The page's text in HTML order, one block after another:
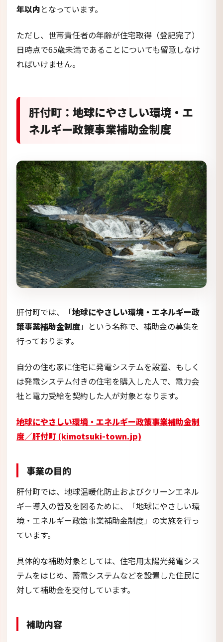
ネルギー政策事業補助金制度
肝付町では、「地球にやさしい環境・エネルギー政
策事業補助金制度」という名称で、補助金の募集を
行っております。
自分の住む家に住宅に発電システムを設置、もしく
は発電システム付きの住宅を購入した人で、電力会
社と電力受給を契約した人が対象となります。
度／肝付町 (kimotsuki-town.jp)
事業の目的
肝付町では、地球温暖化防止およびクリーンエネル
ギー導入の普及を図るために、「地球にやさしい環
境・エネルギー政策事業補助金制度」の実施を行っ
具体的な補助対象としては、住宅用太陽光発電シス
対して補助金を交付しています。
補助内容
住宅用太陽光発電システム
※最大出力10kw未満
1kwあたり1万5千円
住宅用燃料電池システム